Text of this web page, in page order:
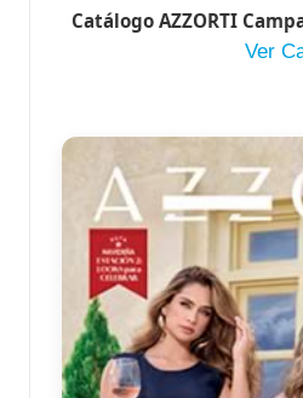
Catálogo AZZORTI
Ver